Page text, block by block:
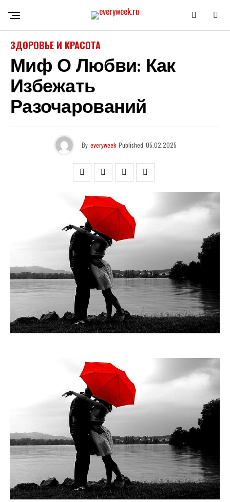
ЗДОРОВЬЕ И КРАСОТА
Миф О Любви: Как
Избежать
Разочарований
By everyweek Published 05.02.2025